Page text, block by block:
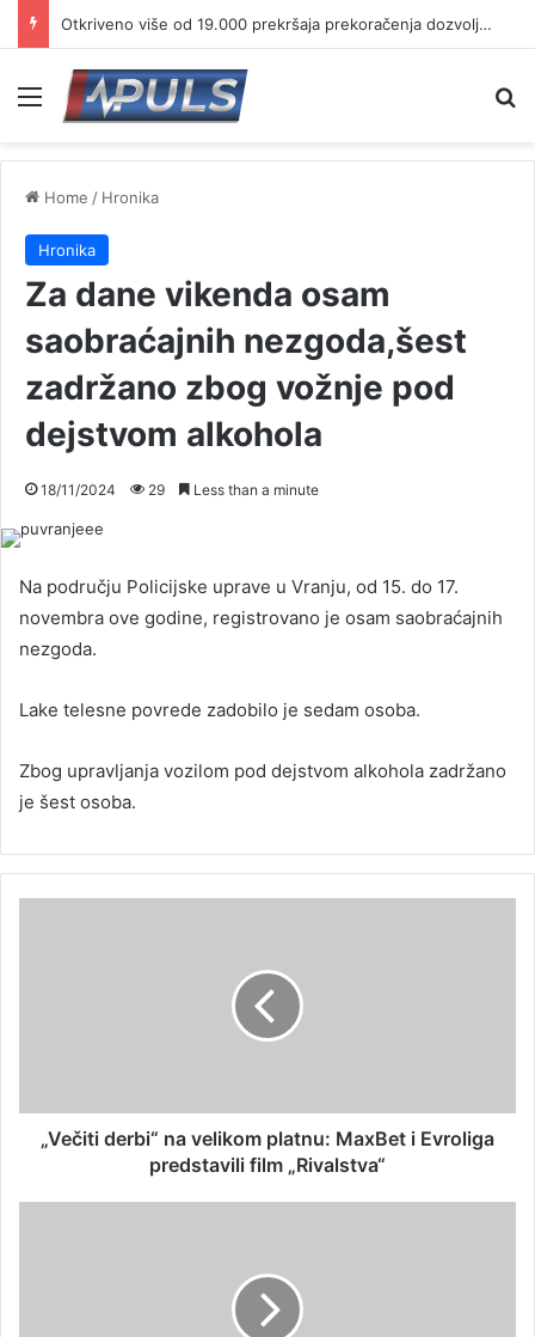
Otkriveno više od 19.000 prekršaja prekoračenja dozvoljene brzine
Menu
Home / Hronika
Hronika
Za dane vikenda osam
saobraćajnih nezgoda,šest
zadržano zbog vožnje pod
dejstvom alkohola
18/11/2024 29 Less than a minute
Na području Policijske uprave u Vranju, od 15. do 17.
novembra ove godine, registrovano je osam saobraćajnih
nezgoda.
Lake telesne povrede zadobilo je sedam osoba.
Zbog upravljanja vozilom pod dejstvom alkohola zadržano
je šest osoba.
„Večiti derbi“ na velikom platnu: MaxBet i Evroliga
predstavili film „Rivalstva“